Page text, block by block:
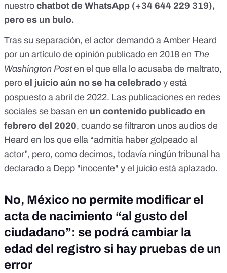
nuestro chatbot de WhatsApp (+34 644 229 319),
pero es un bulo.
Tras su separación, el actor demandó a Amber Heard
por un artículo de opinión publicado en 2018 en The
Washington Posten el que ella lo acusaba de maltrato,
pero el juicio aún no se ha celebrado y está
pospuesto a abril de 2022. Las publicaciones en redes
sociales se basan en un contenido publicado en
febrero del 2020, cuando se filtraron unos audios de
Heard en los que ella “admitía haber golpeado al
actor”, pero, como decimos, todavía ningún tribunal ha
declarado a Depp "inocente" y el juicio está aplazado.
No, México no permite modificar el
acta de nacimiento “al gusto del
ciudadano”: se podrá cambiar la
edad del registro si hay pruebas de un
error